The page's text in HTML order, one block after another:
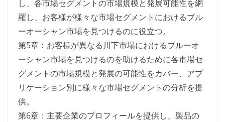
し、各市場セグメントの市場規模と発展可能性を網
羅し、お客様が様々な市場セグメントにおけるブル
ーオーシャン市場を見つけるのに役立つ。
第5章：お客様が異なる川下市場におけるブルーオ
ーシャン市場を見つけるのを助けるために各市場セ
グメントの市場規模と発展の可能性をカバー、アプ
リケーション別に様々な市場セグメントの分析を提
供。
第6章：主要企業のプロフィールを提供し、製品の